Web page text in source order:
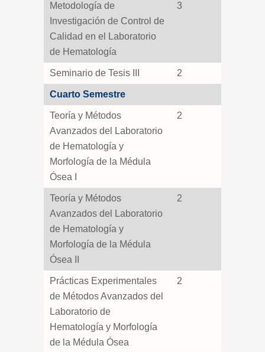
Metodología de
Investigación de Control de
Calidad en el Laboratorio
de Hematología
3
Seminario de Tesis III 2
Cuarto Semestre
Teoría y Métodos
Avanzados del Laboratorio
de Hematología y
Morfología de la Médula
Ósea I
2
Teoría y Métodos
Avanzados del Laboratorio
de Hematología y
Morfología de la Médula
Ósea II
2
Prácticas Experimentales
de Métodos Avanzados del
Laboratorio de
Hematología y Morfología
de la Médula Ósea
2